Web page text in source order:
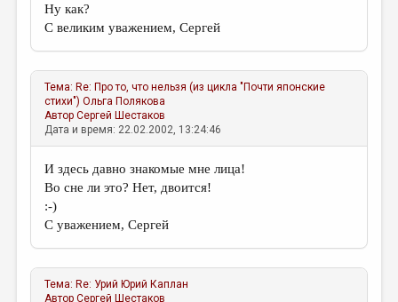
Ну как?
С великим уважением, Сергей
Тема: Re: Про то, что нельзя (из цикла "Почти японские
стихи") Ольга Полякова
АвторСергей Шестаков
Дата и время: 22.02.2002, 13:24:46
И здесь давно знакомые мне лица!
Во сне ли это? Нет, двоится!
:-)
С уважением, Сергей
Тема: Re: Урий Юрий Каплан
АвторСергей Шестаков